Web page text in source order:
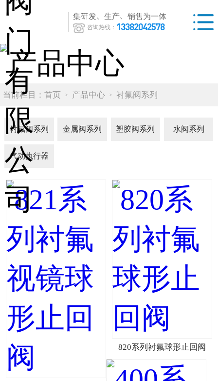
集研发、生产、销售为一体
咨询热线： 13382042578
当前栏目： 首页 产品中心 衬氟阀系列
衬氟阀系列 金属阀系列 塑胶阀系列 水阀系列
气动执行器
820系列衬氟球形止回阀